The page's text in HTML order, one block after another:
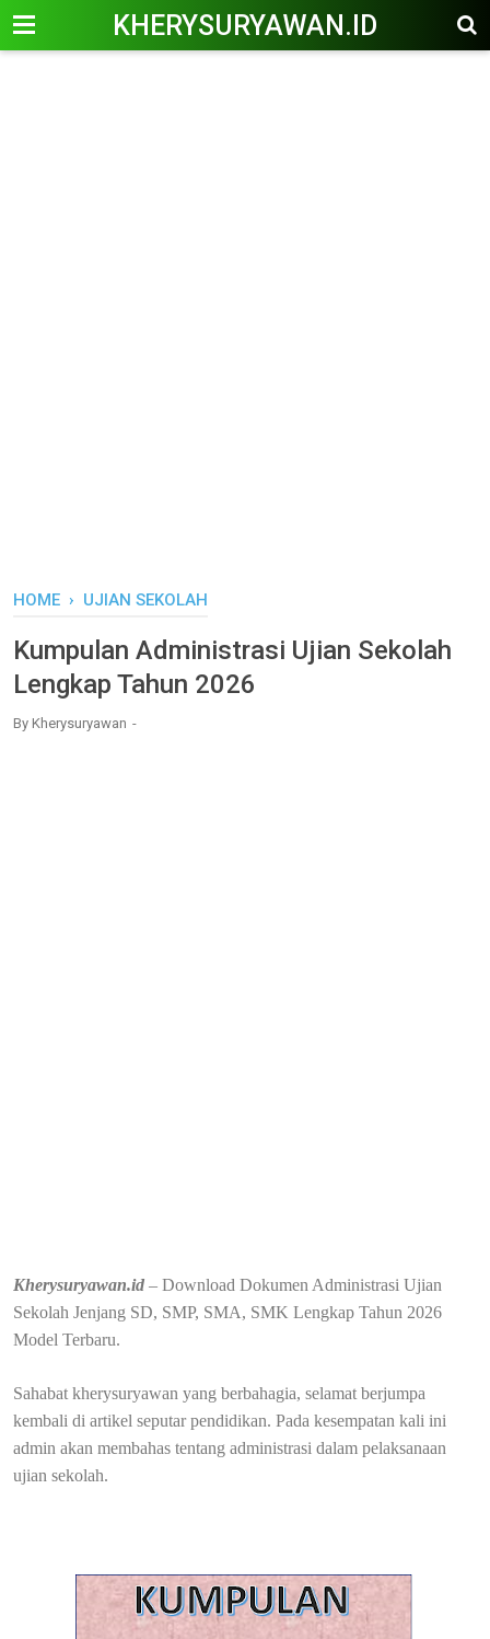
KHERYSURYAWAN.ID
HOME › UJIAN SEKOLAH
Kumpulan Administrasi Ujian Sekolah
Lengkap Tahun 2026
By Kherysuryawan
Kherysuryawan.id – Download Dokumen Administrasi Ujian
Sekolah Jenjang SD, SMP, SMA, SMK Lengkap Tahun 2026
Model Terbaru.
Sahabat kherysuryawan yang berbahagia, selamat berjumpa
kembali di artikel seputar pendidikan. Pada kesempatan kali ini
admin akan membahas tentang administrasi dalam pelaksanaan
ujian sekolah.